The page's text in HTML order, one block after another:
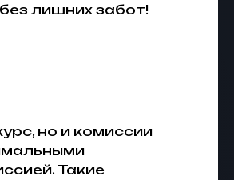
лишних забот!
но и комиссии
Такие